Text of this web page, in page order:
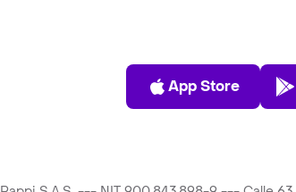
App Store
App Store